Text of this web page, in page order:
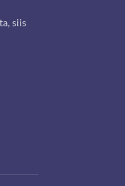
siis